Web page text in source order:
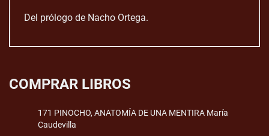
Del prólogo de Nacho Ortega.
COMPRAR LIBROS
171 PINOCHO, ANATOMÍA DE UNA MENTIRA María
Caudevilla